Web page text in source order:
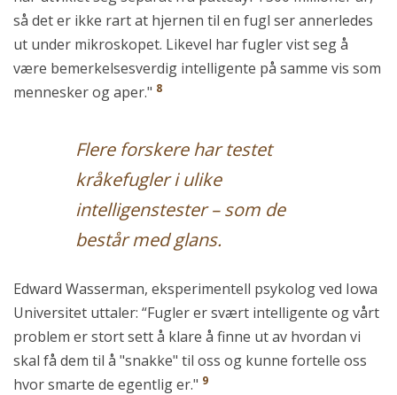
så det er ikke rart at hjernen til en fugl ser annerledes
ut under mikroskopet. Likevel har fugler vist seg å
være bemerkelsesverdig intelligente på samme vis som
mennesker og aper." 8
Flere forskere har testet
kråkefugler i ulike
intelligenstester – som de
består med glans.
Edward Wasserman, eksperimentell psykolog ved Iowa
Universitet uttaler: “Fugler er svært intelligente og vårt
problem er stort sett å klare å finne ut av hvordan vi
skal få dem til å "snakke" til oss og kunne fortelle oss
hvor smarte de egentlig er." 9